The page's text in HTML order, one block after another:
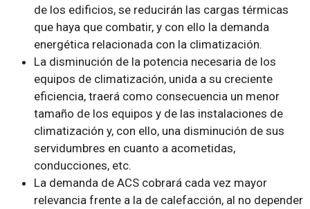
de los edificios, se reducirán las cargas térmicas
que haya que combatir, y con ello la demanda
energética relacionada con la climatización.
La disminución de la potencia necesaria de los
equipos de climatización, unida a su creciente
eficiencia, traerá como consecuencia un menor
tamaño de los equipos y de las instalaciones de
climatización y, con ello, una disminución de sus
servidumbres en cuanto a acometidas,
conducciones, etc.
La demanda de ACS cobrará cada vez mayor
relevancia frente a la de calefacción, al no depender